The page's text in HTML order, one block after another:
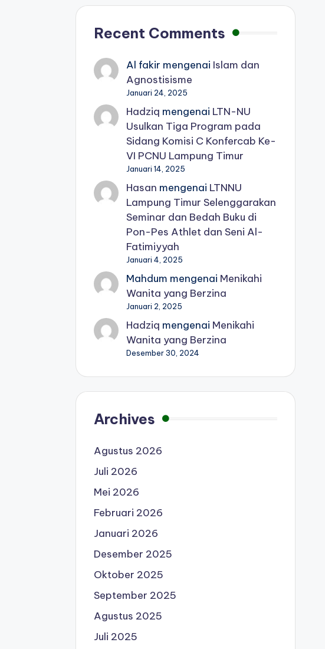
Recent Comments
Al fakir mengenai Islam dan
Agnostisisme
Januari 24, 2025
Hadziq mengenai LTN-NU
Usulkan Tiga Program pada
Sidang Komisi C Konfercab Ke-
VI PCNU Lampung Timur
Januari 14, 2025
Hasan mengenai LTNNU
Lampung Timur Selenggarakan
Seminar dan Bedah Buku di
Pon-Pes Athlet dan Seni Al-
Fatimiyyah
Januari 4, 2025
Mahdum mengenai Menikahi
Wanita yang Berzina
Januari 2, 2025
Hadziq mengenai Menikahi
Wanita yang Berzina
Desember 30, 2024
Archives
Agustus 2026
Juli 2026
Mei 2026
Februari 2026
Januari 2026
Desember 2025
Oktober 2025
September 2025
Agustus 2025
Juli 2025